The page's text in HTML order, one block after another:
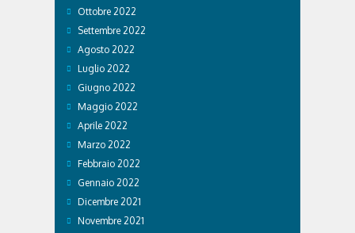
Ottobre 2022
Settembre 2022
Agosto 2022
Luglio 2022
Giugno 2022
Maggio 2022
Aprile 2022
Marzo 2022
Febbraio 2022
Gennaio 2022
Dicembre 2021
Novembre 2021